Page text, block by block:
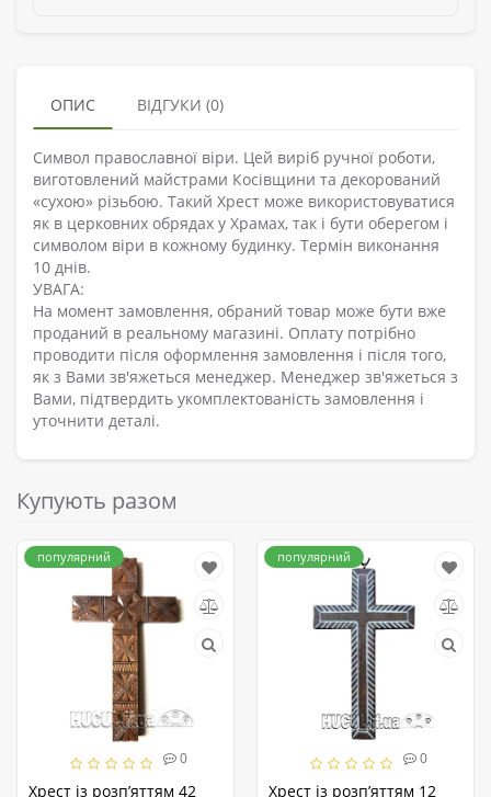
ОПИС ВІДГУКИ (0)
Символ православної віри. Цей виріб ручної роботи,
виготовлений майстрами Косівщини та декорований
«сухою» різьбою. Такий Хрест може використовуватися
як в церковних обрядах у Храмах, так і бути оберегом і
символом віри в кожному будинку. Термін виконання
10 днів.
УВАГА:
На момент замовлення, обраний товар може бути вже
проданий в реальному магазині. Оплату потрібно
проводити після оформлення замовлення і після того,
як з Вами зв'яжеться менеджер. Менеджер зв'яжеться з
Вами, підтвердить укомплектованість замовлення і
уточнити деталі.
Купують разом
популярний
0
Хрест із розп’яттям 42
популярний
0
Хрест із розп’яттям 12